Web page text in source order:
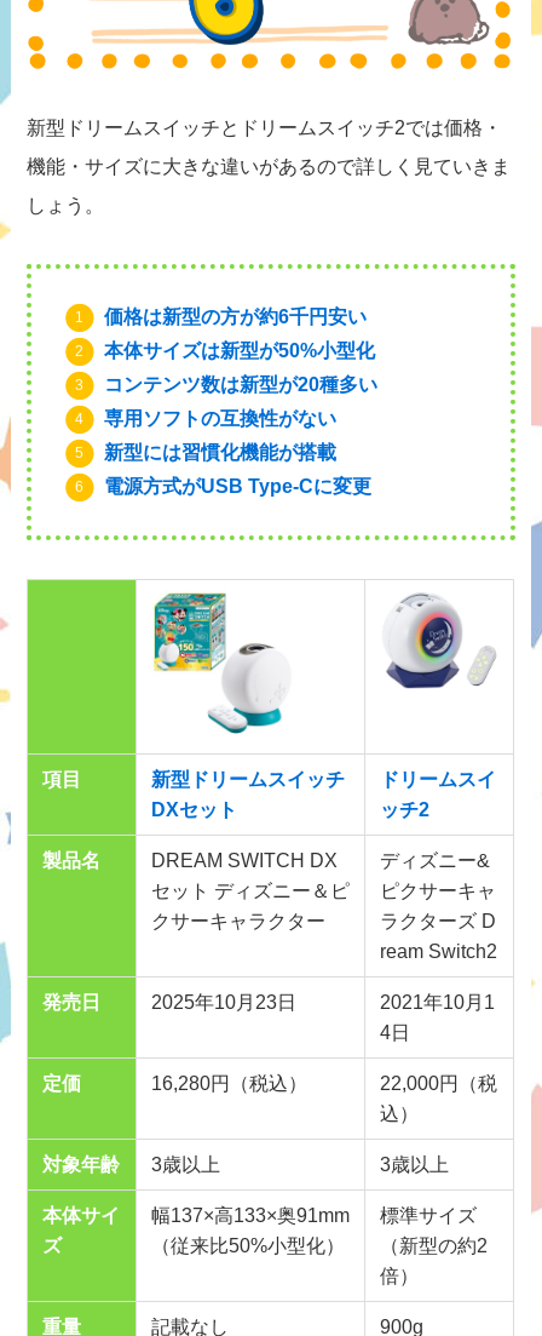
新型ドリームスイッチとドリームスイッチ2では価格・
機能・サイズに大きな違いがあるので詳しく見ていきま
しょう。
価格は新型の方が約6千円安い
本体サイズは新型が50%小型化
コンテンツ数は新型が20種多い
専用ソフトの互換性がない
新型には習慣化機能が搭載
電源方式がUSB Type-Cに変更
項目
新型ドリームスイッチ
DXセット
ドリームスイ
ッチ2
製品名
DREAM SWITCH DX
セット ディズニー＆ピ
クサーキャラクター
ディズニー&
ピクサーキャ
ラクターズ D
ream Switch2
発売日 2025年10月23日
2021年10月1
4日
定価 16,280円（税込）
22,000円（税
込）
対象年齢 3歳以上 3歳以上
本体サイ
ズ
幅137×高133×奥91mm
（従来比50%小型化）
標準サイズ
（新型の約2
倍）
重量 記載なし 900g